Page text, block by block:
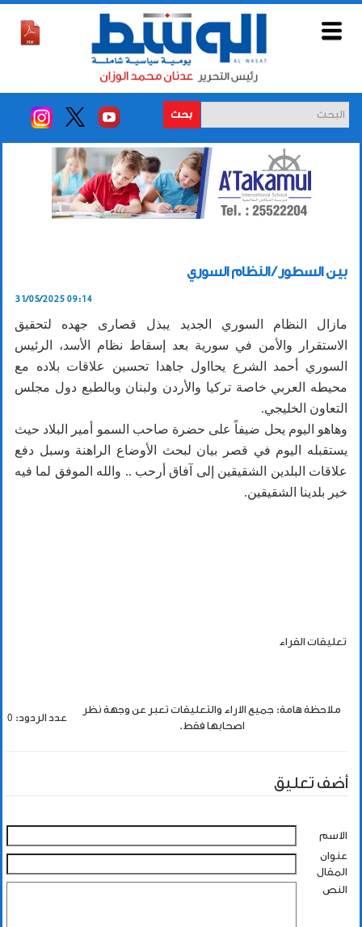
بحث
بين السطور / النظام السوري
31/05/2025 09:14
مازال النظام السوري الجديد يبذل قصارى جهده لتحقيق
الاستقرار والأمن في سورية بعد إسقاط نظام الأسد، الرئيس
السوري أحمد الشرع يحااول جاهدا تحسين علاقات بلاده مع
محيطه العربي خاصة تركيا والأردن ولبنان وبالطبع دول مجلس
التعاون الخليجي.
وهاهو اليوم يحل ضيفاً على حضرة صاحب السمو أمير البلاد حيث
يستقبله اليوم في قصر بيان لبحث الأوضاع الراهنة وسبل دفع
علاقات البلدين الشقيقين إلى آفاق أرحب .. والله الموفق لما فيه
خير بلدينا الشقيقين.
تعليقات القراء
ملاحظة هامة: جميع الاراء والتعليقات تعبر عن وجهة نظر
اصحابها فقط.
عدد الردود: 0
أضف تعليق
الاسم
عنوان
المقال
النص